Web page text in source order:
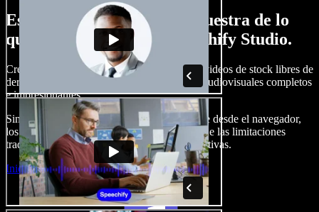
Esto es solo una pequeña muestra de lo
que podrás hacer con Speechify Studio.
Crea voces en off, añade imágenes, audio y videos de stock libres de
derechos, clona tu voz y produce proyectos audiovisuales completos
e impresionantes.
Sin curva de aprendizaje y con todo accesible desde el navegador,
los creadores de contenido pueden liberarse de las limitaciones
tradicionales y dar vida a todas sus ideas creativas.
Iniciar Studio